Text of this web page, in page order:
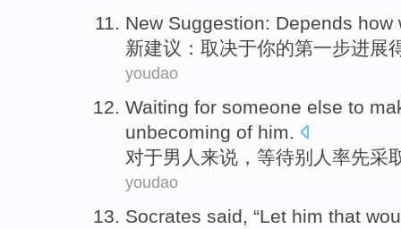
New Suggestion: Depends how
新建议 ： 取决于你的第一步进展
youdao
Waiting for someone else to
unbecoming of him.
对于男人来说，等待别人 率先采
youdao
Socrates said , “Let him that